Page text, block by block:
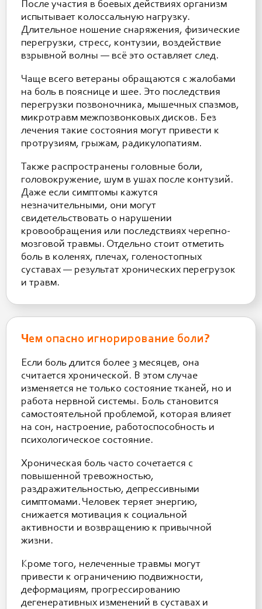
После участия в боевых действиях организм
испытывает колоссальную нагрузку.
Длительное ношение снаряжения, физические
перегрузки, стресс, контузии, воздействие
взрывной волны — всё это оставляет след.
Чаще всего ветераны обращаются с жалобами
на боль в пояснице и шее. Это последствия
перегрузки позвоночника, мышечных спазмов,
микротравм межпозвонковых дисков. Без
лечения такие состояния могут привести к
протрузиям, грыжам, радикулопатиям.
Также распространены головные боли,
головокружение, шум в ушах после контузий.
Даже если симптомы кажутся
незначительными, они могут
свидетельствовать о нарушении
кровообращения или последствиях черепно-
мозговой травмы. Отдельно стоит отметить
боль в коленях, плечах, голеностопных
суставах — результат хронических перегрузок
и травм.
Чем опасно игнорирование боли?
Если боль длится более 3 месяцев, она
считается хронической. В этом случае
изменяется не только состояние тканей, но и
работа нервной системы. Боль становится
самостоятельной проблемой, которая влияет
на сон, настроение, работоспособность и
психологическое состояние.
Хроническая боль часто сочетается с
повышенной тревожностью,
раздражительностью, депрессивными
симптомами. Человек теряет энергию,
снижается мотивация к социальной
активности и возвращению к привычной
жизни.
Кроме того, нелеченные травмы могут
привести к ограничению подвижности,
деформациям, прогрессированию
дегенеративных изменений в суставах и